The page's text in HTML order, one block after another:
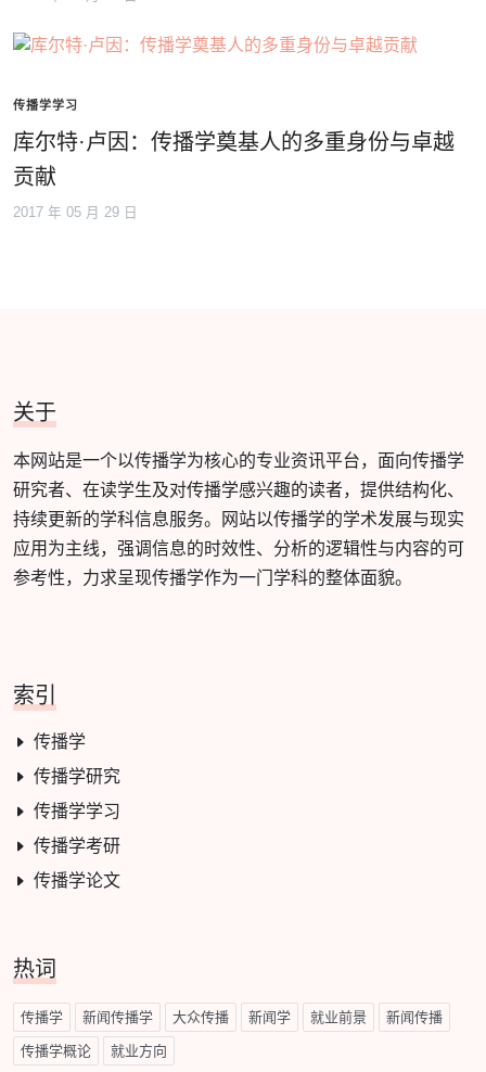
传播学学习
库尔特·卢因：传播学奠基人的多重身份与卓越
贡献
2017 年 05 月 29 日
关于
本网站是一个以传播学为核心的专业资讯平台，面向传播学
研究者、在读学生及对传播学感兴趣的读者，提供结构化、
持续更新的学科信息服务。网站以传播学的学术发展与现实
应用为主线，强调信息的时效性、分析的逻辑性与内容的可
参考性，力求呈现传播学作为一门学科的整体面貌。
索引
传播学
传播学研究
传播学学习
传播学考研
传播学论文
热词
传播学 新闻传播学 大众传播 新闻学 就业前景 新闻传播
传播学概论 就业方向